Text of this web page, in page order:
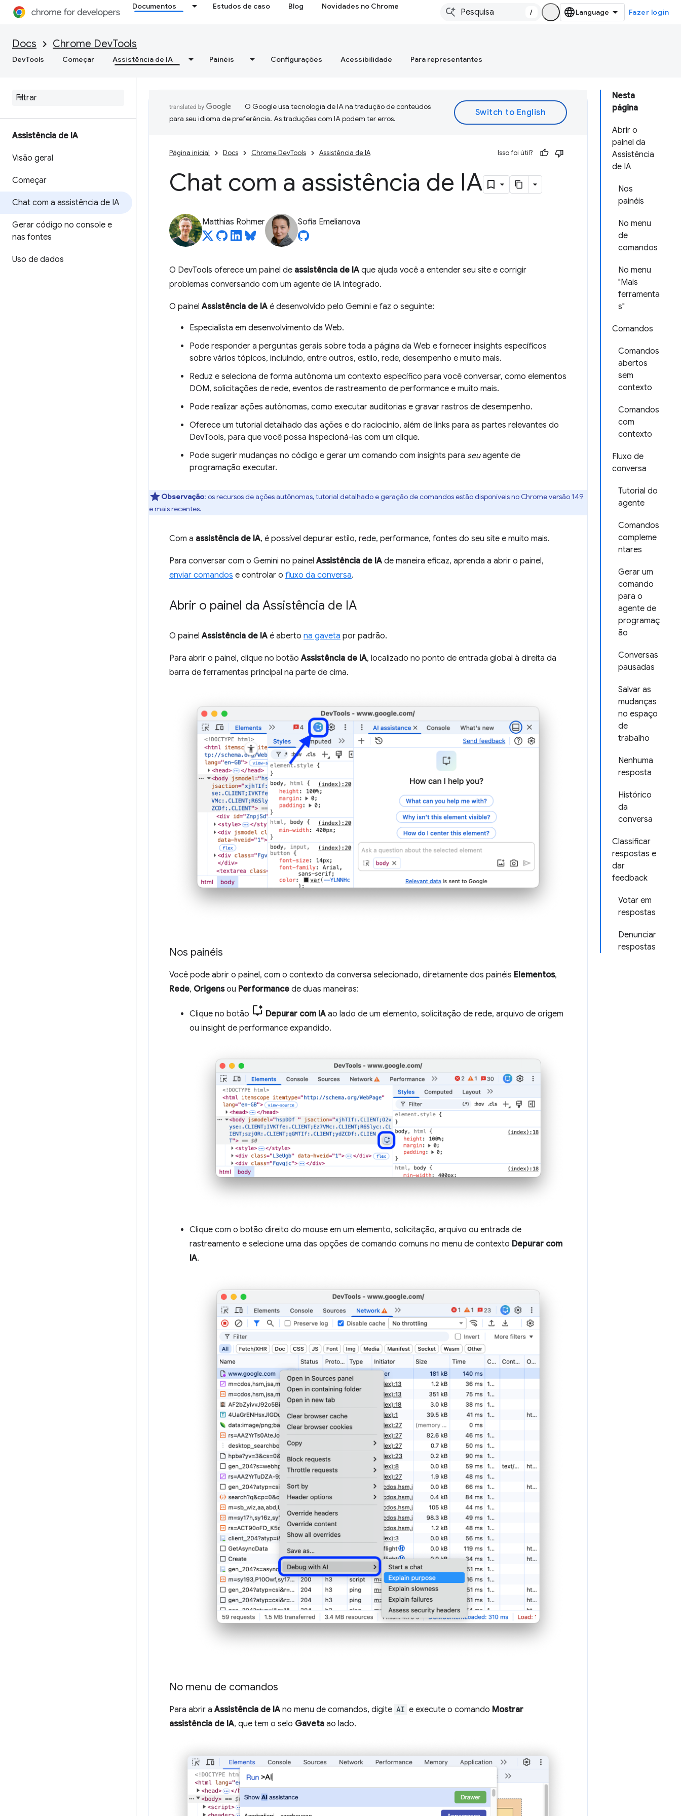
Documentos Estudos de caso Blog Novidades no Chrome
/ Fazer login
Docs Chrome DevTools
DevTools Começar Assistência de IA Painéis Configurações Acessibilidade Para representantes
Assistência de IA
Visão geral
Começar
Chat com a assistência de IA
Gerar código no console e
nas fontes
Uso de dados
Nesta
página
Abrir o
painel da
Assistência
de IA
Nos
painéis
No menu
de
comandos
No menu
"Mais
ferramenta
s"
Comandos
Comandos
abertos
sem
contexto
Comandos
com
contexto
Fluxo de
conversa
Tutorial do
agente
Comandos
compleme
ntares
Gerar um
comando
para o
agente de
programaç
ão
Conversas
pausadas
Salvar as
mudanças
no espaço
de
trabalho
Nenhuma
resposta
Histórico
da
conversa
Classificar
respostas e
dar
feedback
Votar em
respostas
Denunciar
respostas
O Google usa tecnologia de IA na tradução de conteúdos
para seu idioma de preferência. As traduções com IA podem ter erros.
Página inicial Docs Chrome DevTools Assistência de IA Isso foi útil?
Chat com a assistência de IA
Matthias Rohmer Sofia Emelianova
O DevTools oferece um painel de assistência de IA que ajuda você a entender seu site e corrigir
problemas conversando com um agente de IA integrado.
O painelAssistência de IA é desenvolvido pelo Gemini e faz o seguinte:
Especialista em desenvolvimento da Web.
Pode responder a perguntas gerais sobre toda a página da Web e fornecer insights específicos
sobre vários tópicos, incluindo, entre outros, estilo, rede, desempenho e muito mais.
Reduz e seleciona de forma autônoma um contexto específico para você conversar, como elementos
DOM, solicitações de rede, eventos de rastreamento de performance e muito mais.
Pode realizar ações autônomas, como executar auditorias e gravar rastros de desempenho.
Oferece um tutorial detalhado das ações e do raciocínio, além de links para as partes relevantes do
DevTools, para que você possa inspecioná-las com um clique.
Pode sugerir mudanças no código e gerar um comando com insights para seuagente de
programação executar.
Observação: os recursos de ações autônomas, tutorial detalhado e geração de comandos estão disponíveis no Chrome versão 149
e mais recentes.
Com a assistência de IA, é possível depurar estilo, rede, performance, fontes do seu site e muito mais.
Para conversar com o Gemini no painelAssistência de IA de maneira eficaz, aprenda a abrir o painel,
enviar comandos e controlar o fluxo da conversa.
Abrir o painel da Assistência de IA
O painelAssistência de IA é aberto na gaveta por padrão.
Para abrir o painel, clique no botãoAssistência de IA, localizado no ponto de entrada global à direita da
barra de ferramentas principal na parte de cima.
Nos painéis
Você pode abrir o painel, com o contexto da conversa selecionado, diretamente dos painéis Elementos,
Rede, Origensou Performance de duas maneiras:
Clique no botão Depurar com IA ao lado de um elemento, solicitação de rede, arquivo de origem
ou insight de performance expandido.
Clique com o botão direito do mouse em um elemento, solicitação, arquivo ou entrada de
rastreamento e selecione uma das opções de comando comuns no menu de contexto Depurar com
IA.
No menu de comandos
Para abrir aAssistência de IA no menu de comandos, digite AI e execute o comando Mostrar
assistência de IA, que tem o selo Gaveta ao lado.